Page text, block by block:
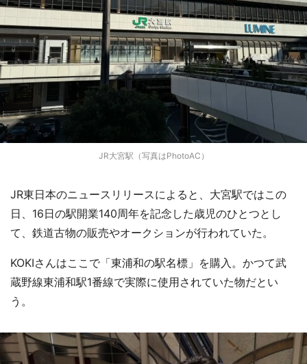
JR大宮駅（写真はPhotoAC）
JR東日本のニュースリリースによると、大宮駅ではこの
日、16日の駅開業140周年を記念した歳児のひとつとし
て、鉄道古物の販売やオークションが行われていた。
KOKIさんはここで「東浦和の駅名標」を購入。かつて武
蔵野線東浦和駅1番線で実際に使用されていた物だとい
う。